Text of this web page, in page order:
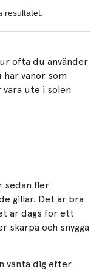
resultatet.
ofta du använder
vanor som
ute i solen
sedan fler
gillar. Det är bra
är dags för ett
skarpa och snygga
vänta dig efter